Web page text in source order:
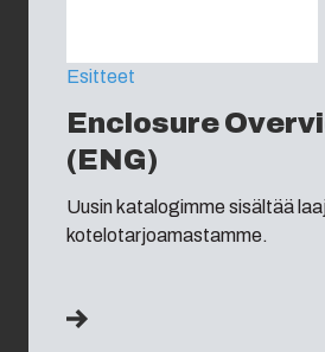
Esitteet
Enclosure
(ENG)
Uusin katalogimme sisältää
kotelotarjoamastamme.